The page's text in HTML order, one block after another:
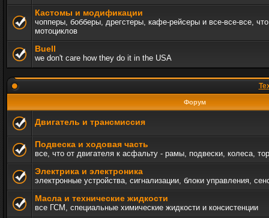
Кастомы и модификации
чопперы, бобберы, дрегстеры, кафе-рейсеры и все-все-все,
мотоциклов
Buell
we don't care how they do it in the USA
Форум
Двигатель и трансмиссия
Подвеска и ходовая часть
все, что от двигателя к асфальту - рамы, подвески, колеса,
Электрика и электроника
электронные устройства, сигнализации, блоки управления,
Масла и технические жидкости
все ГСМ, специальные химические жидкости и консистенции